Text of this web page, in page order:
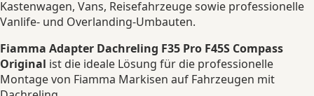
Kastenwagen, Vans, Reisefahrzeuge sowie professionelle
Vanlife- und Overlanding-Umbauten.
Fiamma Adapter Dachreling F35 Pro F45S Compass
Original ist die ideale Lösung für die professionelle
Montage von Fiamma Markisen auf Fahrzeugen mit